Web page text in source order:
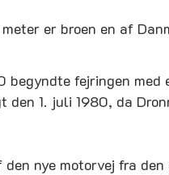
er broen en af
begyndte fejringen
den 1. juli 1980, da
nye motorvej fra